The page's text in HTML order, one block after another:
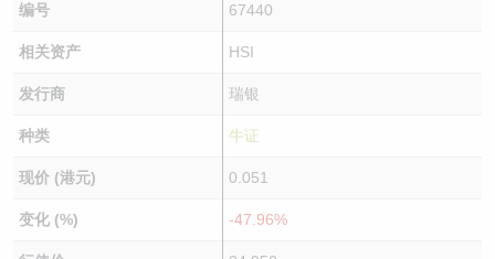
编号 67440
相关资产 HSI
发行商 瑞银
种类 牛证
现价 (港元) 0.051
变化 (%) -47.96%